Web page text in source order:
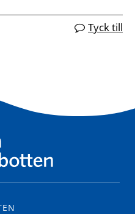
Tyck till